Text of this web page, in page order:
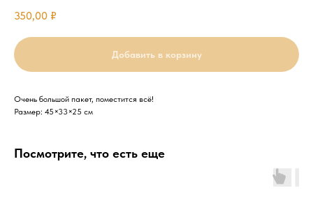
350,00 ₽
Добавить в корзину
Очень большой пакет, поместится всё!
Размер: 45×33×25 см
Посмотрите, что есть еще